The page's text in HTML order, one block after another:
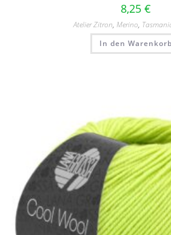
8,25 €
Atelier Zitron, Merino,
In den Warenkorb